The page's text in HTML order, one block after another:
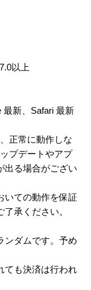
以上
最新、Safari 最新
正常に動作しな
プデートやアプ
出る場合がござい
いての動作を保証
承ください。
ンダムです。予め
ても決済は行われ